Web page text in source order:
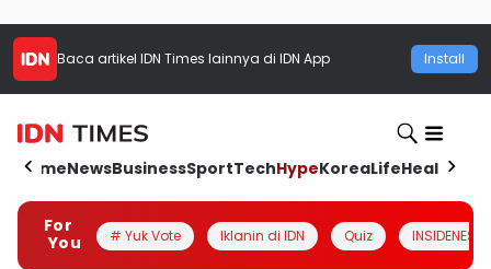
Baca artikel IDN Times lainnya di IDN App Install
HomeNewsBusinessSportTechHypeKoreaLifeHealth
For
You
# Yuk Vote Iklanin di IDN Quiz INSIDENESIA